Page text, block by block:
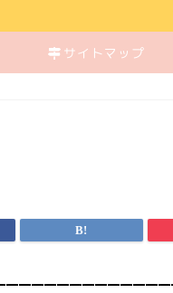
サイトマップ